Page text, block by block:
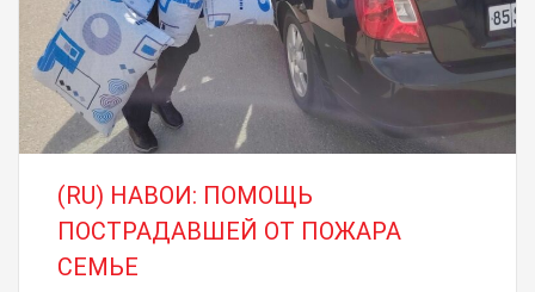
(RU) НАВОИ: ПОМОЩЬ
ПОСТРАДАВШЕЙ ОТ ПОЖАРА
СЕМЬЕ